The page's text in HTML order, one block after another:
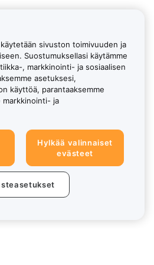
sivuston toimivuuden ja
Suostumuksellasi käytämme
, markkinointi- ja sosiaalisen
asetuksesi,
käyttöä, parantaaksemme
markkinointi- ja
Hylkää valinnaiset
evästeet